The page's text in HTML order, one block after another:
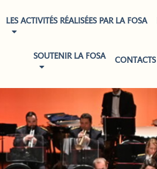
LES ACTIVITÉS RÉALISÉES PAR LA FOSA
SOUTENIR LA FOSA
CONTACTS